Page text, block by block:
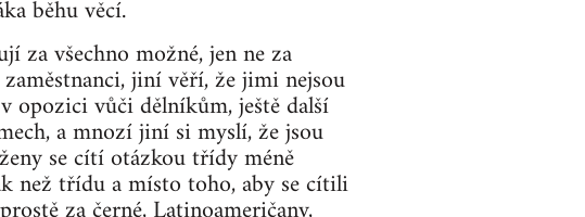
běhu věcí.
za všechno možné, jen ne za
jiní věří, že jimi nejsou
opozici vůči dělníkům, ještě další
a mnozí jiní si myslí, že jsou
se cítí otázkou třídy méně
než třídu a místo toho, aby se cítili